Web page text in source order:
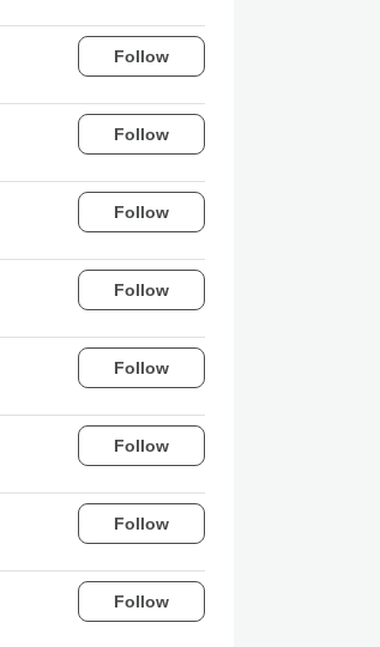
Follow
Follow
Follow
Follow
Follow
Follow
Follow
Follow